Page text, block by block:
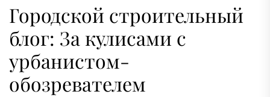
Городской строительный
блог: За кулисами с
урбанистом-
обозревателем